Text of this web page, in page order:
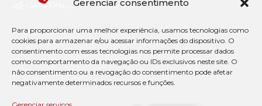
Gerenciar consentimento
Para proporcionar uma melhor experiência, usamos tecnologias como
cookies para armazenar e/ou acessar informações do dispositivo. O
consentimento com essas tecnologias nos permite processar dados
como comportamento da navegação ou IDs exclusivos neste site. O
não consentimento ou a revogação do consentimento pode afetar
negativamente determinados recursos e funções.
© Copyright 2026 Le Canton. Todos os direitos